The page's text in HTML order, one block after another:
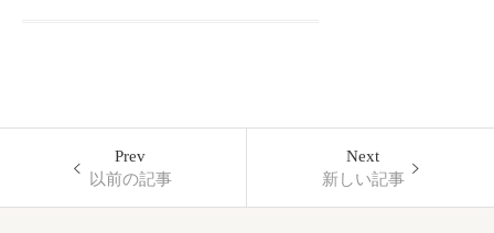
Prev
以前の記事
Next
新しい記事